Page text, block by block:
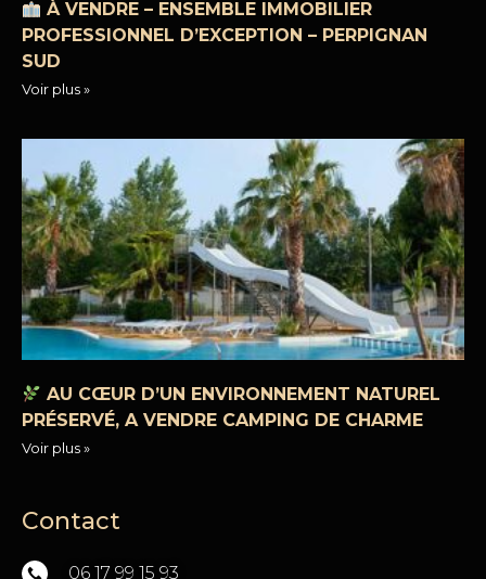
À VENDRE – ENSEMBLE IMMOBILIER
PROFESSIONNEL D’EXCEPTION – PERPIGNAN
SUD
Voir plus »
AU CŒUR D’UN ENVIRONNEMENT NATUREL
PRÉSERVÉ, A VENDRE CAMPING DE CHARME
Voir plus »
Contact
06 17 99 15 93